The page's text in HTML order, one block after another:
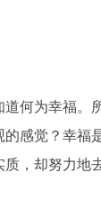
道何为幸福。
感觉？幸福
，却努力地